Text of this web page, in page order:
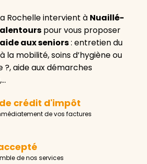
Rochelle intervient à Nuaillé-
alentours pour vous proposer
aux seniors: entretien du
la mobilité, soins d’hygiène ou
?, aide aux démarches
crédit d'impôt
de vos factures
de nos services